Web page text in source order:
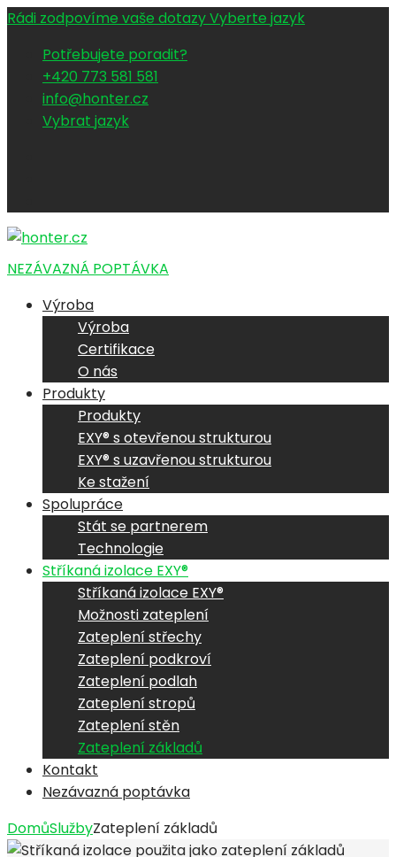
Rádi zodpovíme vaše dotazyVyberte jazyk
Potřebujete poradit?
+420 773 581 581
info@honter.cz
Vybrat jazyk
NEZÁVAZNÁ POPTÁVKA
Výroba
Výroba
Certifikace
O nás
Produkty
Produkty
EXY® s otevřenou strukturou
EXY® s uzavřenou strukturou
Ke stažení
Spolupráce
Stát se partnerem
Technologie
Stříkaná izolace EXY®
Stříkaná izolace EXY®
Možnosti zateplení
Zateplení střechy
Zateplení podkroví
Zateplení podlah
Zateplení stropů
Zateplení stěn
Zateplení základů
Kontakt
Nezávazná poptávka
DomůSlužbyZateplení základů